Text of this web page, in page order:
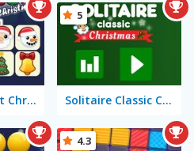
Onet Connect Christmas Solitaire Classic Christmas
5
4.3